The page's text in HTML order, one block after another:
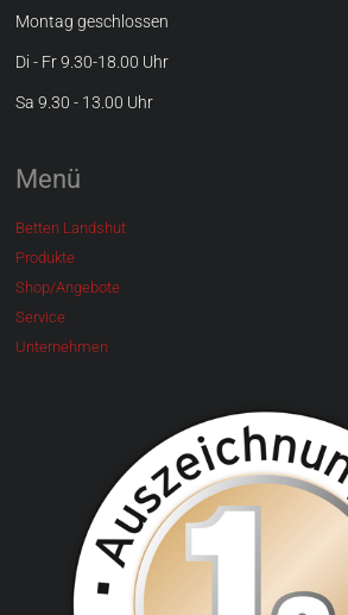
Montag geschlossen
Di - Fr 9.30-18.00 Uhr
Sa 9.30 - 13.00 Uhr
Menü
Betten Landshut
Produkte
Shop/Angebote
Service
Unternehmen